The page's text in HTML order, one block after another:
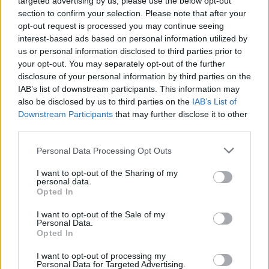
section to confirm your selection. Please note that after your
opt-out request is processed you may continue seeing
interest-based ads based on personal information utilized by
us or personal information disclosed to third parties prior to
your opt-out. You may separately opt-out of the further
disclosure of your personal information by third parties on the
IAB’s list of downstream participants. This information may
also be disclosed by us to third parties on the IAB’s List of
Downstream Participants that may further disclose it to other
Personal Data Processing Opt Outs
I want to opt-out of the Sharing of my
personal data.
Opted In
I want to opt-out of the Sale of my
Personal Data.
Opted In
I want to opt-out of processing my
Personal Data for Targeted Advertising.
ψηφιδωτών, κονιαμάτων κ.ά. Στον τομέα της
προβολής των μνημείων προβλέπεται η
συμπλήρωση της υπάρχουσας αρχαιολογικής και
αρχιτεκτονικής τεκμηρίωσης, η διαμόρφωση χώρων
στάσης-θέασης συνολικού εμβαδού 325 τ.μ., η
κατασκευή οκτώ πάγκων ανάπαυσης και η
τοποθέτηση δέκα ενημερωτικών πινακίδων, μεταξύ
θα γίνουν φυτεύσεις χαμηλής θαμνώδους βλάστησης
και θα εκδοθεί ειδικό ενημερωτικό έντυπο στην
ελληνική και αγγλική γλώσσα, καθώς και στη γραφή
Braille. Καθ’ όλη την πορεία των εργασιών θα γίνεται
σχολαστική τοπογραφική-αρχιτεκτονική-
αρχαιολογική τεκμηρίωση (φωτογραμμετρία,
σχεδίαση, φωτογράφηση-αεροφωτογράφηση κ.ά.)